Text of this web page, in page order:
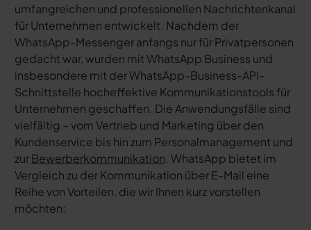
umfangreichen und professionellen Nachrichtenkanal
für Unternehmen entwickelt. Nachdem der
WhatsApp-Messenger anfangs nur für Privatpersonen
gedacht war, wurden mit WhatsApp Business und
insbesondere mit der WhatsApp-Business-API-
Schnittstelle hocheffektive Kommunikationstools für
Unternehmen geschaffen. Die Anwendungsfälle sind
vielfältig – vom Vertrieb und Marketing über den
Kundenservice bis hin zum Personalmanagement und
zurBewerberkommunikation. WhatsApp bietet im
Vergleich zu der Kommunikation über E-Mail eine
Reihe von Vorteilen, die wir Ihnen kurz vorstellen
möchten: